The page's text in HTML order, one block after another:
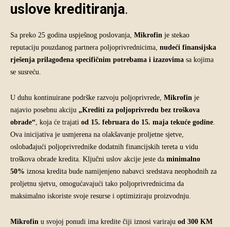
uslove kreditiranja.
Sa preko 25 godina uspješnog poslovanja, Mikrofin je stekao
reputaciju pouzdanog partnera poljoprivrednicima, nudeći finansijska
rješenja prilagođena specifičnim potrebama i izazovima sa kojima
se susreću.
U duhu kontinuirane podrške razvoju poljoprivrede, Mikrofin je
najavio posebnu akciju „Krediti za poljoprivredu bez troškova
obrade“ , koja će trajati od 15. februara do 15. maja tekuće godine
Ova inicijativa je usmjerena na olakšavanje proljetne sjetve,
oslobađajući poljoprivrednike dodatnih financijskih tereta u vidu
troškova obrade kredita. Ključni uslov akcije jeste da minimalno
50% iznosa kredita bude namijenjeno nabavci sredstava neophodnih za
proljetnu sjetvu, omogućavajući tako poljoprivrednicima da
maksimalno iskoriste svoje resurse i optimiziraju proizvodnju.
Mikrofin u svojoj ponudi ima kredite čiji iznosi variraju od 300 KM